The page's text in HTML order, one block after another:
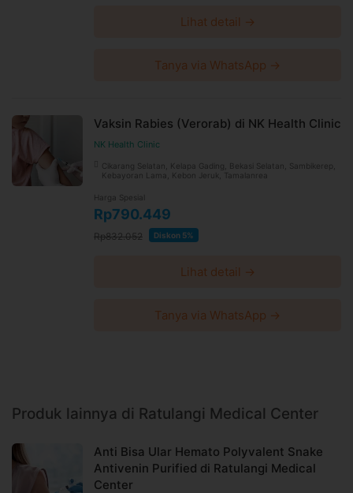
Lihat detail →
Tanya via WhatsApp →
Vaksin Rabies (Verorab) di NK Health Clinic
NK Health Clinic
Cikarang Selatan, Kelapa Gading, Bekasi Selatan, Sambikerep,
Kebayoran Lama, Kebon Jeruk, Tamalanrea
Harga Spesial
Rp790.449
Rp832.052 Diskon 5%
Lihat detail →
Tanya via WhatsApp →
Produk lainnya di Ratulangi Medical Center
Anti Bisa Ular Hemato Polyvalent Snake
Antivenin Purified di Ratulangi Medical
Center